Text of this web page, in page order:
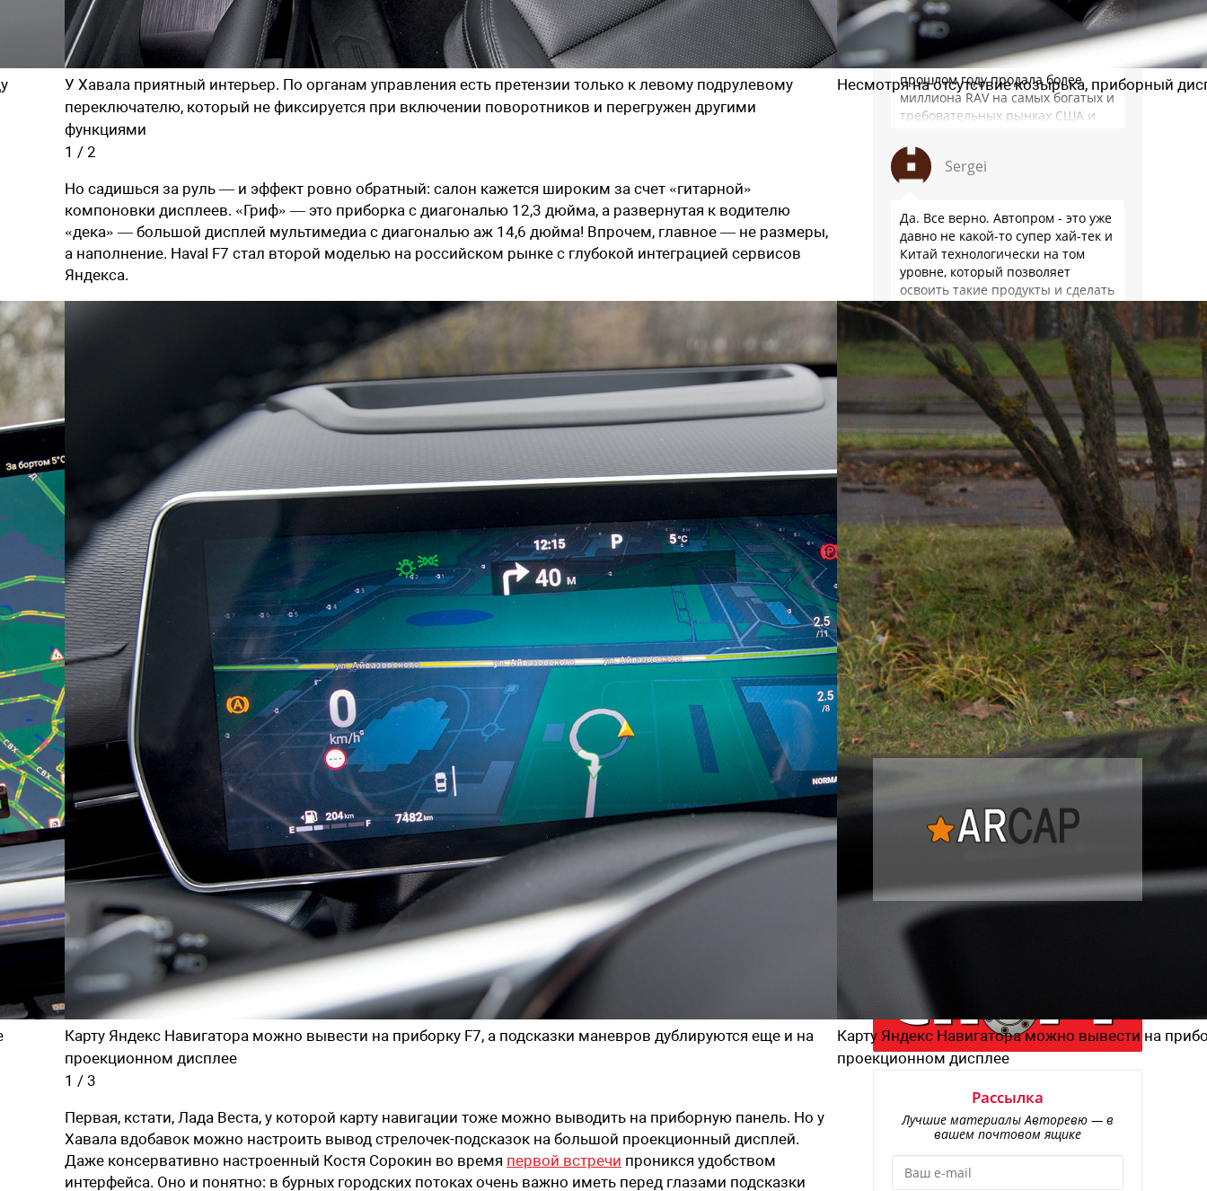
У Хавала приятный интерьер. По органам управления есть претензии только к левому подрулевому
переключателю, который не фиксируется при включении поворотников и перегружен другими
функциями
Несмотря на отсутствие козырька, приборный
1 / 2
Но садишься за руль — и эффект ровно обратный: салон кажется широким за счет «гитарной»
компоновки дисплеев. «Гриф» — это приборка с диагональю 12,3 дюйма, а развернутая к водителю
«дека» — большой дисплей мультимедиа с диагональю аж 14,6 дюйма! Впрочем, главное — не размеры,
а наполнение. Haval F7 стал второй моделью на российском рынке с глубокой интеграцией сервисов
Яндекса.
Карту Яндекс Навигатора можно вывести на приборку F7, а подсказки маневров дублируются еще и на
проекционном дисплее
Карту Яндекс Навигатора можно вывести на
проекционном дисплее
1 / 3
Первая, кстати, Лада Веста, у которой карту навигации тоже можно выводить на приборную панель. Но у
Хавала вдобавок можно настроить вывод стрелочек-подсказок на большой проекционный дисплей.
Даже консервативно настроенный Костя Сорокин во время первой встречи проникся удобством
интерфейса. Оно и понятно: в бурных городских потоках очень важно иметь перед глазами подсказки
Зачем АР опять сравнивает
несравнимое, очередной заказ от
того же заказчика? Тойота в
прошлом году продала более
миллиона RAV на самых богатых и
требовательных рынках США и
подтвердив статус …
Sergei
Да. Все верно. Автопром - это уже
давно не какой-то супер хай-тек и
Китай технологически на том
уровне, который позволяет
освоить такие продукты и сделать
более-менее нормально. Тем
более, что китайцы просто …
Леопольд
Мешает вам с Юрцом хвалить
китайцев так ласково и
самозабвенно? И взасос поливать
немцев и прочих американцев?
Какой действительно прямо
пещерный…
Наша экспертиза
подержанных автомобилей
Рассылка
Лучшие материалы Авторевю — в
вашем почтовом ящике